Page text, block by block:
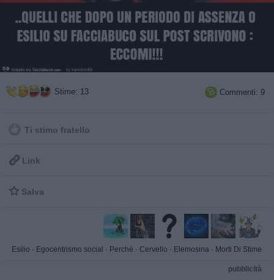
Stime: 13  Commenti: 9
Ti stimo fratello
 Link
 Salva
Esilio · Egocentrismo social · Perchè · Cervello · Elemosina · Morti Di Stime
pubblicità